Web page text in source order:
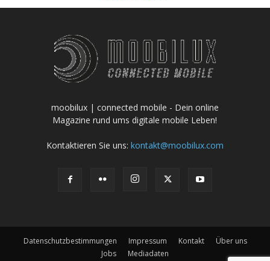
moobilux | connected mobile - Dein online
Magazine rund ums digitale mobile Leben!
Kontaktieren Sie uns: kontakt@moobilux.com
Datenschutzbestimmungen Impressum Kontakt
Über uns
Jobs
Mediadaten